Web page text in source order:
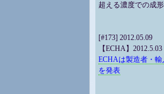
超える濃度での成
[#173] 2012.05.09
【ECHA】2012.5.03
ECHAは製造者・
を発表